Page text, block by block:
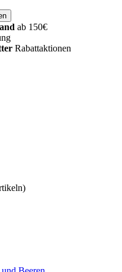
ab 150€
Rabattaktionen